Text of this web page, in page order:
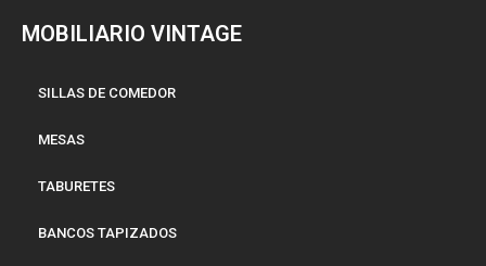
MOBILIARIO VINTAGE
SILLAS DE COMEDOR
MESAS
TABURETES
BANCOS TAPIZADOS